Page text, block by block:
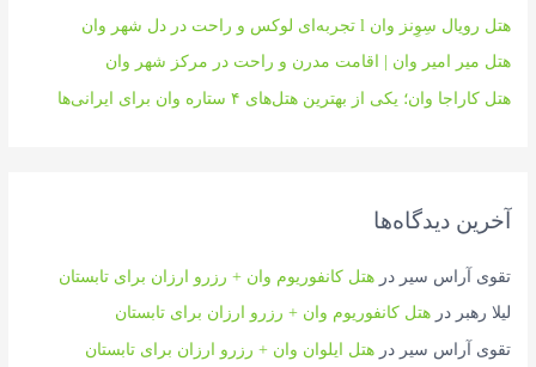
هتل رویال سِوِنز وان l تجربه‌ای لوکس و راحت در دل شهر وان
هتل میر امیر وان | اقامت مدرن و راحت در مرکز شهر وان
هتل کاراجا وان؛ یکی از بهترین هتل‌های ۴ ستاره وان برای ایرانی‌ها
آخرین دیدگاه‌ها
تقوی آراس سیر درهتل کانفوریوم وان + رزرو ارزان برای تابستان
لیلا رهبر درهتل کانفوریوم وان + رزرو ارزان برای تابستان
تقوی آراس سیر درهتل ایلوان وان + رزرو ارزان برای تابستان